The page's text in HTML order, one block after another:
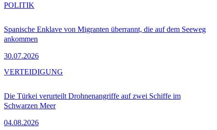
Spanische Enklave von Migranten überrannt, die auf dem Seeweg
ankommen
30.07.2026
POLITIK
Die Türkei verurteilt Drohnenangriffe auf zwei Schiffe im
Schwarzen Meer
04.08.2026
VERTEIDIGUNG